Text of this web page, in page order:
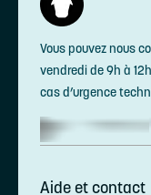
Vous pouvez nous
vendredi de 9h à
cas d’urgence
Aide et contact